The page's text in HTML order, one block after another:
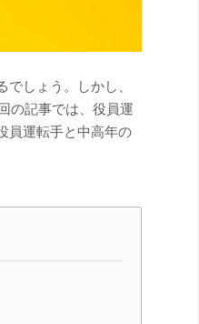
しょう。しかし、
の記事では、役員運
員運転手と中高年の